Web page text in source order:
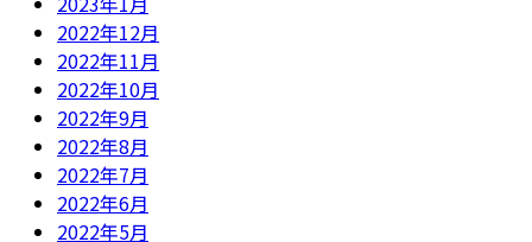
2022年12月
2022年11月
2022年10月
2022年9月
2022年8月
2022年7月
2022年6月
2022年5月